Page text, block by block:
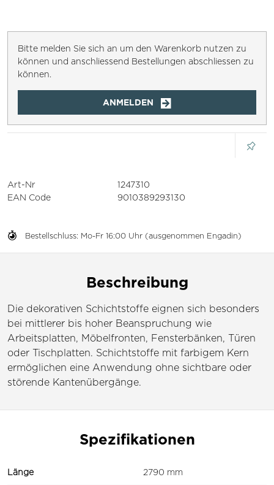
Bitte melden Sie sich an um den Warenkorb nutzen zu
können und anschliessend Bestellungen abschliessen zu
können.
ANMELDEN
Bestellschluss: Mo-Fr 16:00 Uhr (ausgenommen Engadin)
Art-Nr
1247310
EAN Code
9010389293130
Beschreibung
Die dekorativen Schichtstoffe eignen sich besonders
bei mittlerer bis hoher Beanspruchung wie
Arbeitsplatten, Möbelfronten, Fensterbänken, Türen
oder Tischplatten. Schichtstoffe mit farbigem Kern
ermöglichen eine Anwendung ohne sichtbare oder
störende Kantenübergänge.
Spezifikationen
Länge 2790 mm